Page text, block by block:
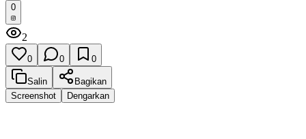
0
2
0 0 0
Salin
Bagikan
Screenshot
Dengarkan